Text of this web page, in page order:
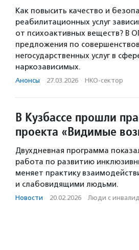
Как повысить качество и
реабилитационных услуг
от психоактивных веществ? В
предложения по
негосударственных услуг в
наркозависимых.
Анонсы · 27.03.2026 · НКО-сектор
В Кузбассе прошли
проекта «Видимые
Двухдневная программа
работа по развитию
меняет практику
и слабовидящими людьми.
Новости · 20.02.2026 · Люди с